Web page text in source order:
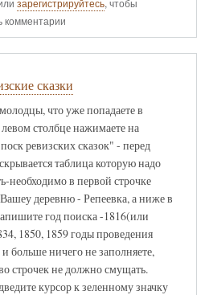
зарегистрируйтесь, чтобы
комментарии
сказки
что уже попадаете в
столбце нажимаете на
ревизских сказок" - перед
таблица которую надо
необходимо в первой строчке
деревню - Репеевка, а ниже в
год поиска -1816(или
1850, 1859 годы проведения
больше ничего не заполняете,
строчек не должно смущать.
курсор к зеленному значку